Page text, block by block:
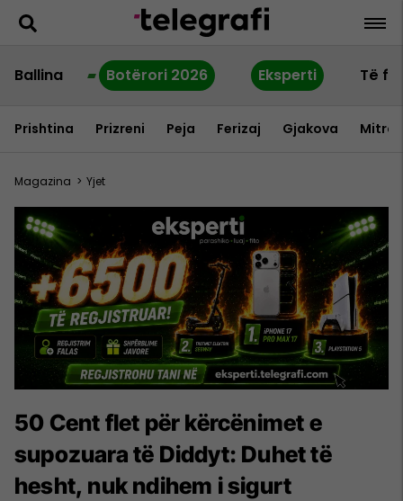
Ballina Botërori 2026 Eksperti Të
Prishtina Prizreni Peja Ferizaj Gjakova
Magazina > Yjet
50 Cent flet për kërcënimet e
supozuara të Diddyt: Duhet të
hesht, nuk ndihem i sigurt